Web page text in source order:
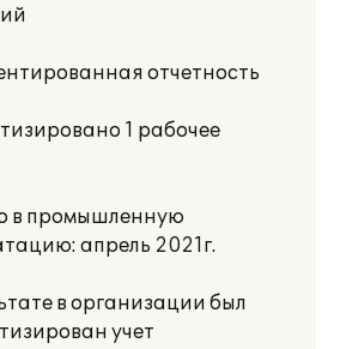
отчетность
1 рабочее
в промышленную
апрель 2021г.
в организации был
учет